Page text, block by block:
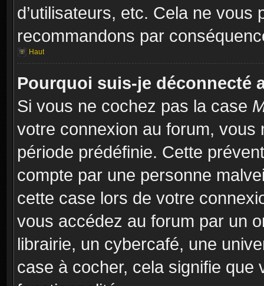
d’utilisateurs, etc. Cela ne vous
recommandons par
Haut
Pourquoi suis-je déconnecté
Si vous ne cochez pas la case
votre connexion au forum,
période prédéfinie. Cette
compte par une personne
cette case lors de votre
vous accédez au forum par un
librairie, un cybercafé, une
case à cocher, cela signifie